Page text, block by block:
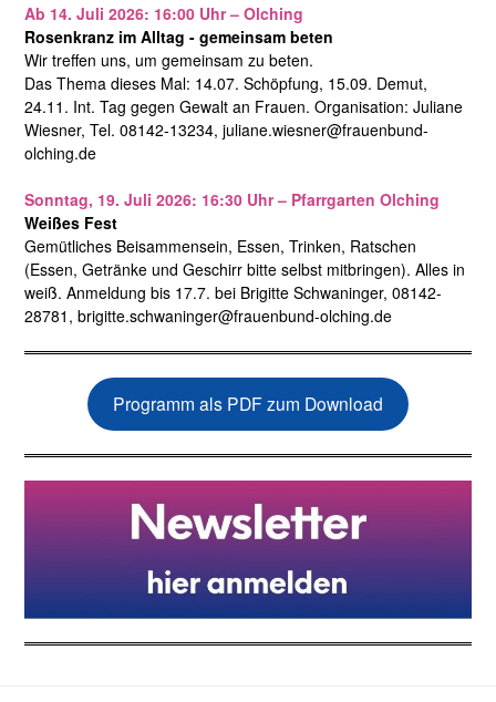
Ab 14. Juli 2026: 16:00 Uhr – Olching
Rosenkranz im Alltag - gemeinsam beten
Wir treffen uns, um gemeinsam zu beten.
Das Thema dieses Mal: 14.07. Schöpfung, 15.09. Demut,
24.11. Int. Tag gegen Gewalt an Frauen. Organisation: Juliane
Wiesner, Tel. 08142-13234, juliane.wiesner@frauenbund-
olching.de
Sonntag, 19. Juli 2026: 16:30 Uhr – Pfarrgarten Olching
Weißes Fest
Gemütliches Beisammensein, Essen, Trinken, Ratschen
(Essen, Getränke und Geschirr bitte selbst mitbringen). Alles in
weiß. Anmeldung bis 17.7. bei Brigitte Schwaninger, 08142-
28781, brigitte.schwaninger@frauenbund-olching.de
Programm als PDF zum Download